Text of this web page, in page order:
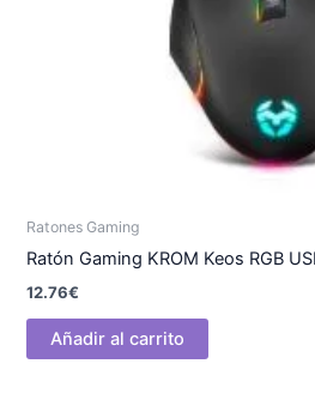
Ratones Gaming
Ratón Gaming KROM Keos RGB
12.76€
Añadir al carrito